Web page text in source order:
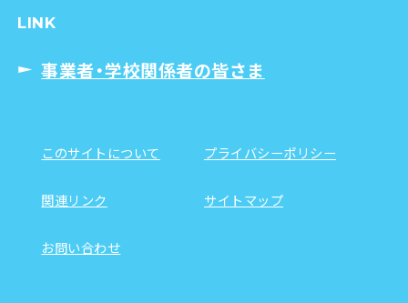
LINK
事業者・学校関係者の皆さま
このサイトについて プライバシーポリシー
関連リンク サイトマップ
お問い合わせ